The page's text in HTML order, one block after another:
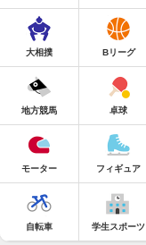
大相撲 Bリーグ
地方競馬 卓球
モーター フィギュア
自転車 学生スポーツ